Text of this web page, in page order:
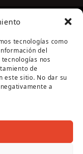
tecnologías como
del
nos
de
este sitio. No dar su
a
de Córdoba